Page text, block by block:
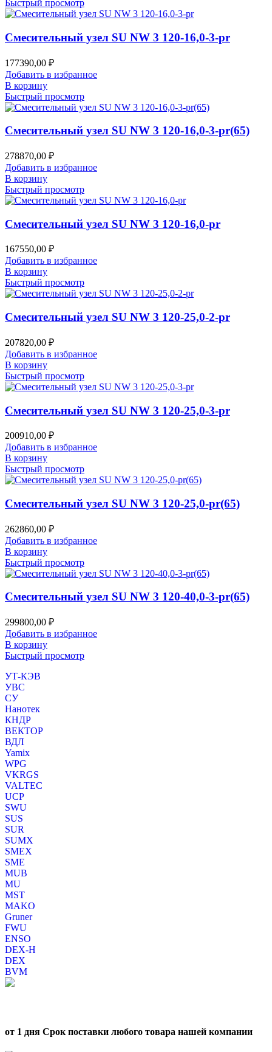
Быстрый просмотр
Смесительный узел SU NW 3 120-16,0-3-pr
177390,00 ₽
Добавить в избранное
В корзину
Быстрый просмотр
Смесительный узел SU NW 3 120-16,0-3-pr(65)
278870,00 ₽
Добавить в избранное
В корзину
Быстрый просмотр
Смесительный узел SU NW 3 120-16,0-pr
167550,00 ₽
Добавить в избранное
В корзину
Быстрый просмотр
Смесительный узел SU NW 3 120-25,0-2-pr
207820,00 ₽
Добавить в избранное
В корзину
Быстрый просмотр
Смесительный узел SU NW 3 120-25,0-3-pr
200910,00 ₽
Добавить в избранное
В корзину
Быстрый просмотр
Смесительный узел SU NW 3 120-25,0-pr(65)
262860,00 ₽
Добавить в избранное
В корзину
Быстрый просмотр
Смесительный узел SU NW 3 120-40,0-3-pr(65)
299800,00 ₽
Добавить в избранное
В корзину
Быстрый просмотр
УТ-КЭВ
УВС
СУ
Нанотек
КНДР
ВЕКТОР
ВДЛ
Yamix
WPG
VKRGS
VALTEC
UCP
SWU
SUS
SUR
SUMX
SMEX
SME
MUB
MU
MST
MAKO
Gruner
FWU
ENSO
DEX-H
DEX
BVM
от 1 дня Срок поставки любого товара нашей компании